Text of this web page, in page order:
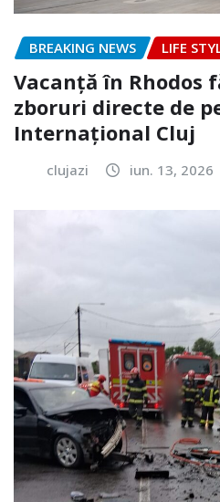
BREAKING NEWS LIFE
Vacanță în Rhodos
zboruri directe de
Internațional Cluj
clujazi iun. 13, 2026